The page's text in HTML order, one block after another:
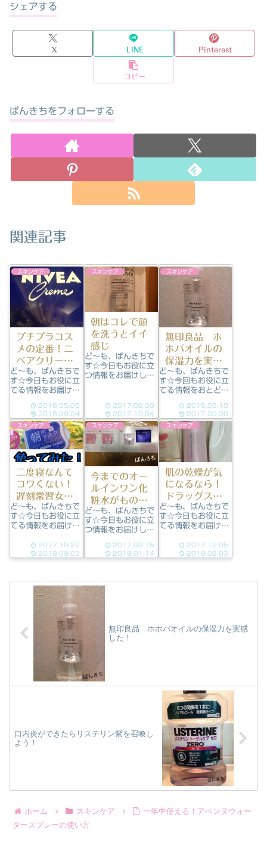
シェアする
X LINE Pinterest
コピー
ぱんきちをフォローする
関連記事
スキンケア
プチプラコス
メの定番！ニ
ベアクリーム
青缶
ど～も、ぱんきちで
す☆今日もお役に立
てる情報をお届けし
「ニベアクリーム青
缶」です。 使うよう
になったキッカケズ
バリ、なんかよさげ
だったからｗ結構
「YouTube」とか
「NAVER まとめ」
とかで目にしたし、
毎日商品みてます...
2016.05.05
2018.09.24
スキンケア
朝はコレで顔
を洗うとイイ
感じ
ど～も、ぱんきちで
す☆今日もお役に立
つ情報をお届けしま
アローションです。
ズボラアイテムとし
て人気ズボラ時短ア
イテムが人気の昨
今。朝の洗顔代わり
にもなるアイテムと
して人気の「ネイチ
ャーコンク 薬用ク
リアロー...
2017.09.30
2017.10.04
スキンケア
無印良品 ホ
ホバオイルの
保湿力を実感
した！
ど～も、ぱんきちで
す☆今回もお役に立
てる情報をおとどけ
ッグストアじゃ売っ
てないけど、「コレ
いいね♪」って言い
たいのは。。。 無印
良品のホホバオイ
ル。 まただいぶ使
ってる画像で申し訳
ないですm(_ _)m ク
レンジング目...
2016.05.10
2017.09.30
スキンケア
二度寝なんて
コワくない！
遅刻常習女子
はサボリーノ
朝用マスクを
使うべし！
ど～も、ぱんきちで
す☆今日もお役に立
てる情報をお届けし
「サボリーノ 目ざ
まシート」です。サ
with カエレバスタ
イリングライフ
Amazonで探す楽天
市場で探すYahooシ
ョッピングで...
2017.10.22
2018.09.03
スキンケア
今までのオー
ルインワン化
粧水がもの足
りないなら
「リサージ」
はどうです
か？サンプル
を試してみた
ど～も、ぱんきちで
す☆今日もお役に立
つ情報をお届けしま
ジ」のサンプルを使
った感想です。ぱん
わが店舗にも、新し
く「リサージ」なる
化粧品ブランドが導
入されたんですが。
あまり聞いたことが
ないブ...
2017.09.15
2019.01.14
スキンケア
肌の乾燥が気
になるなら！
ドラッグスト
アで買える
【しっとり仕
上がりクレン
ジング・ラン
キング】
ど～も、ぱんきちで
す☆今日もお役に立
てる情報をお届けし
【使ってほしい！お
すすめクレンジン
まったし、もう今年
レンジング...
2017.12.05
2018.09.03
無印良品 ホホバオイルの保湿力を実感
した！
口内炎ができたらリステリン紫を召喚し
よう！
ホーム スキンケア
一年中使える！アベンヌウォー
タースプレーの使い方